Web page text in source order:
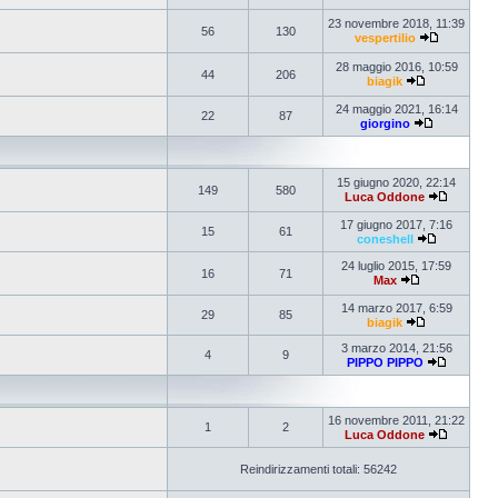
56 130
23 novembre 2018, 11:39
vespertilio
44 206
28 maggio 2016, 10:59
biagik
22 87
24 maggio 2021, 16:14
giorgino
149 580
15 giugno 2020, 22:14
Luca Oddone
15 61
17 giugno 2017, 7:16
coneshell
16 71
24 luglio 2015, 17:59
Max
29 85
14 marzo 2017, 6:59
biagik
4 9
3 marzo 2014, 21:56
PIPPO PIPPO
1 2
16 novembre 2011, 21:22
Luca Oddone
Reindirizzamenti totali: 56242